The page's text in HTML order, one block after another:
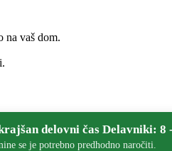
na vaš dom.
delovni čas Delavniki: 8
se je potrebno predhodno naročiti.